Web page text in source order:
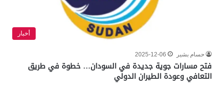
أخبار
حسام بشير 2025-12-06
فتح مسارات جوية جديدة في السودان… خطوة في طريق
التعافي وعودة الطيران الدولي